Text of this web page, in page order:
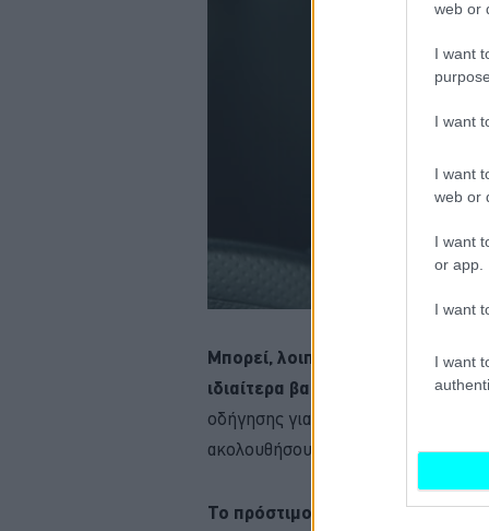
web or
I want
I want
I want
web or
I want
or app.
I want
I want
Μπορεί, λοιπόν, η μη χρήση
ιδιαίτερα βαρύ πρόστιμο (βλέπε
οδήγησης για 10 ημέρες, ωστόσο,
ακολουθήσουν την ίδια τακτική.
Το πρόστιμο που προβλέπεται